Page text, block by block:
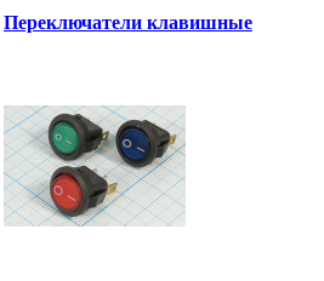
Переключатели клавишные